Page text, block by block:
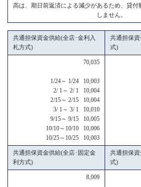
高は、期日前返済による減少があるため、貸
しません。
共通担保資金供給(全店･金利入
札方式)
共通担保
式)
70,035
1/24～ 1/24 10,003
2/ 1～ 2/ 1 10,004
2/15～ 2/15 10,004
3/ 1～ 3/ 1 10,010
9/15～ 9/15 10,005
10/10～10/10 10,006
10/25～10/25 10,003
共通担保資金供給(全店･固定金
利方式)
共通担保
式)
8,009